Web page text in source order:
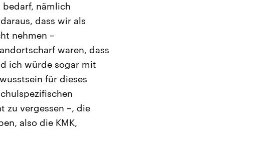
nämlich
dass wir als
nehmen –
waren, dass
ich würde sogar mit
für dieses
zu vergessen –, die
also die KMK,